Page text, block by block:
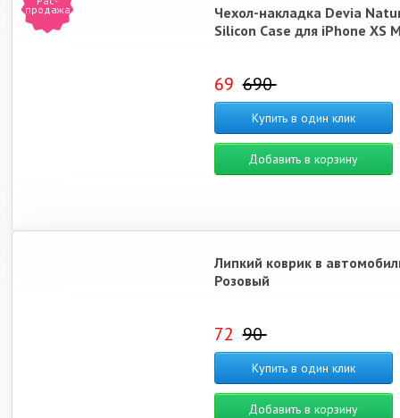
продажа
Чехол-накладка Devia
Silicon Case для iPhone XS
69 690
Купить в один клик
Добавить в корзину
Липкий коврик в
Розовый
72 90
Купить в один клик
Добавить в корзину